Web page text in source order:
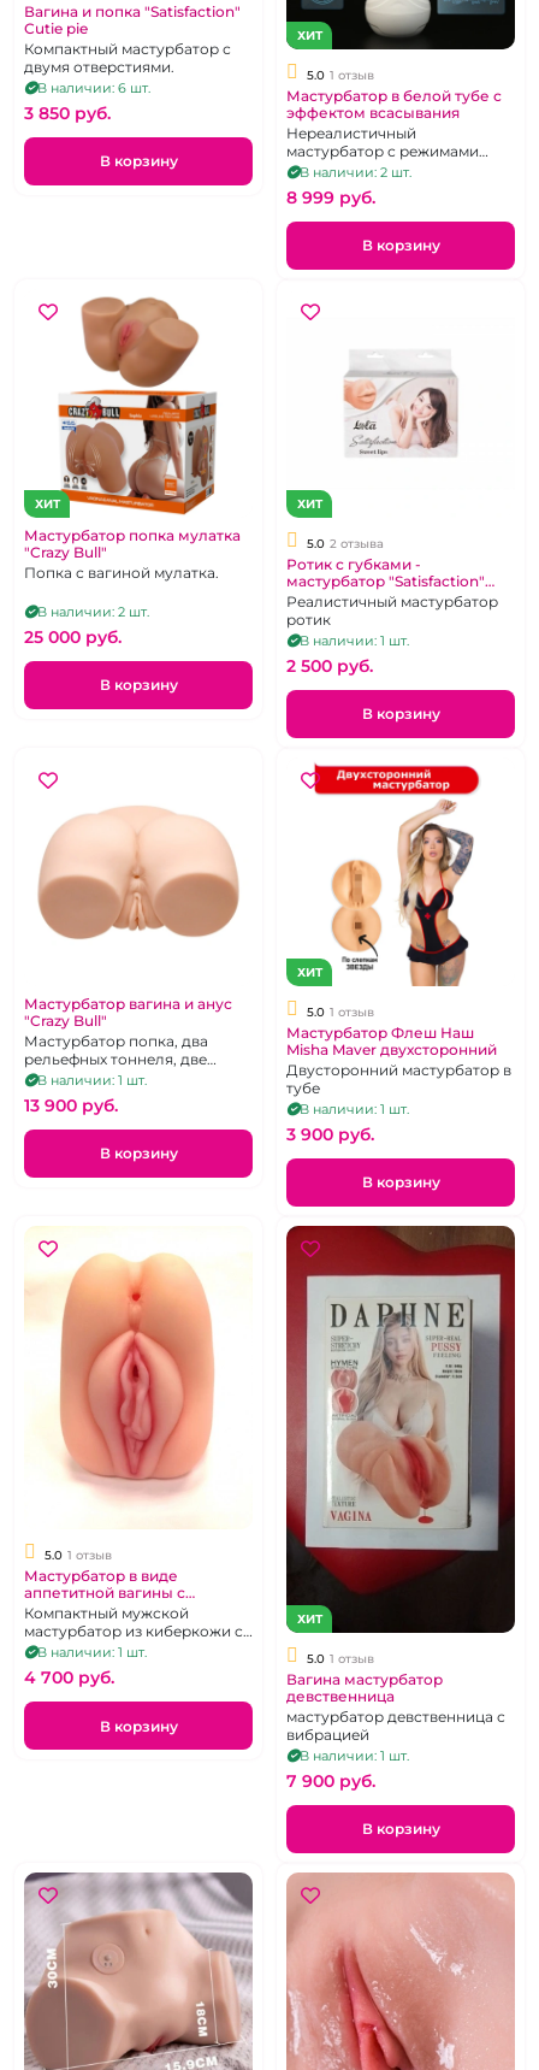
Вагина и попка "Satisfaction"
Сutie pie
Компактный мастурбатор с
двумя отверстиями.
В наличии: 6 шт.
3 850 pуб.
В корзину
ХИТ
5.0 1 отзыв
Мастурбатор в белой тубе с
эффектом всасывания
Нереалистичный
мастурбатор с режимами
вибрации и режимом
всасывания.
В наличии: 2 шт.
8 999 pуб.
В корзину
ХИТ
Мастурбатор попка мулатка
"Crazy Bull"
Попка с вагиной мулатка.
В наличии: 2 шт.
25 000 pуб.
В корзину
ХИТ
5.0 2 отзыва
Ротик с губками -
мастурбатор "Satisfaction"
Sweet Lips
Реалистичный мастурбатор
ротик
В наличии: 1 шт.
2 500 pуб.
В корзину
Мастурбатор вагина и анус
"Crazy Bull"
Мастурбатор попка, два
рельефных тоннеля, две
вибропули
В наличии: 1 шт.
13 900 pуб.
В корзину
ХИТ
5.0 1 отзыв
Мастурбатор Флеш Наш
Misha Maver двухсторонний
Двусторонний мастурбатор в
тубе
В наличии: 1 шт.
3 900 pуб.
В корзину
5.0 1 отзыв
Мастурбатор в виде
аппетитной вагины с
вибрацией
Компактный мужской
мастурбатор из киберкожи с
вибрацией в виде вагины и
ануса.
В наличии: 1 шт.
4 700 pуб.
В корзину
ХИТ
5.0 1 отзыв
Вагина мастурбатор
девственница
мастурбатор девственница с
вибрацией
В наличии: 1 шт.
7 900 pуб.
В корзину